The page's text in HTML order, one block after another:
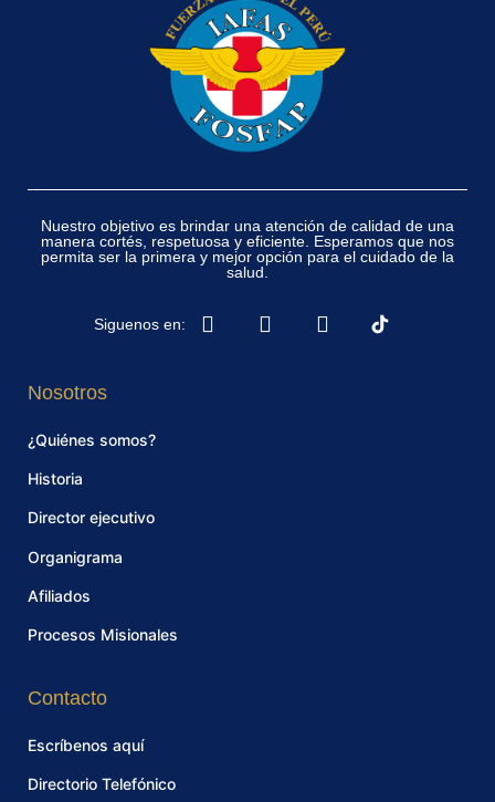
Nuestro objetivo es brindar una atención de calidad de una
manera cortés, respetuosa y eficiente. Esperamos que nos
permita ser la primera y mejor opción para el cuidado de la
salud.
Siguenos en:
Nosotros
¿Quiénes somos?
Historia
Director ejecutivo
Organigrama
Afiliados
Procesos Misionales
Contacto
Escríbenos aquí
Directorio Telefónico